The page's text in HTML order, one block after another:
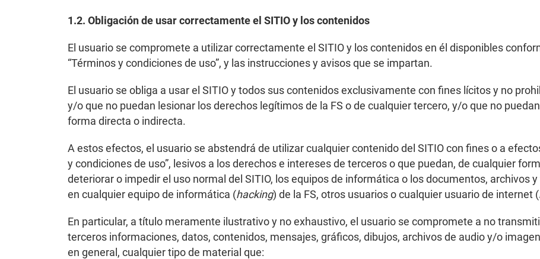
1.2. Obligación de usar correctamente el SITIO y los contenidos
El usuario se compromete a utilizar correctamente el SITIO y los contenidos en él disponibles
“Términos y condiciones de uso”, y las instrucciones y avisos que se impartan.
El usuario se obliga a usar el SITIO y todos sus contenidos exclusivamente con fines lícitos y no
y/o que no puedan lesionar los derechos legítimos de la FS o de cualquier tercero, y/o que no
forma directa o indirecta.
A estos efectos, el usuario se abstendrá de utilizar cualquier contenido del SITIO con fines o a
y condiciones de uso”, lesivos a los derechos e intereses de terceros o que puedan, de cualquier
deteriorar o impedir el uso normal del SITIO, los equipos de informática o los documentos, archivos
en cualquier equipo de informática (hacking) de la FS, otros usuarios o cualquier usuario de internet (
En particular, a título meramente ilustrativo y no exhaustivo, el usuario se compromete a no
terceros informaciones, datos, contenidos, mensajes, gráficos, dibujos, archivos de audio y/o
en general, cualquier tipo de material que: